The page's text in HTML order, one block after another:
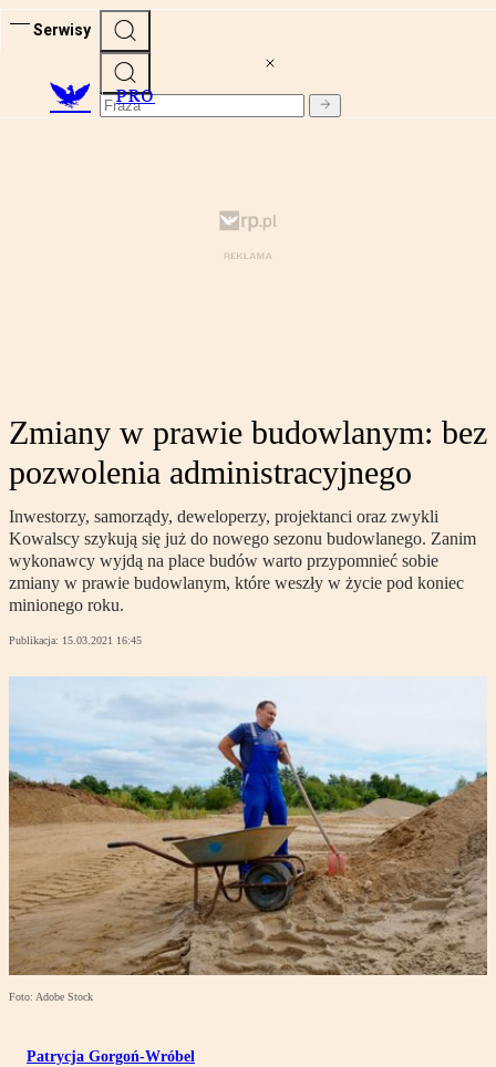
Serwisy
PRO
Zmiany w prawie budowlanym: bez
pozwolenia administracyjnego
Inwestorzy, samorządy, deweloperzy, projektanci oraz zwykli
Kowalscy szykują się już do nowego sezonu budowlanego. Zanim
wykonawcy wyjdą na place budów warto przypomnieć sobie
zmiany w prawie budowlanym, które weszły w życie pod koniec
minionego roku.
Publikacja: 15.03.2021 16:45
Foto: Adobe Stock
Patrycja Gorgoń-Wróbel